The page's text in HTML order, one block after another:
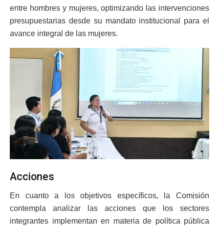
entre hombres y mujeres, optimizando las intervenciones
presupuestarias desde su mandato institucional para el
avance integral de las mujeres.
Acciones
En cuanto a los objetivos específicos, la Comisión
contempla analizar las acciones que los sectores
integrantes implementan en materia de política pública